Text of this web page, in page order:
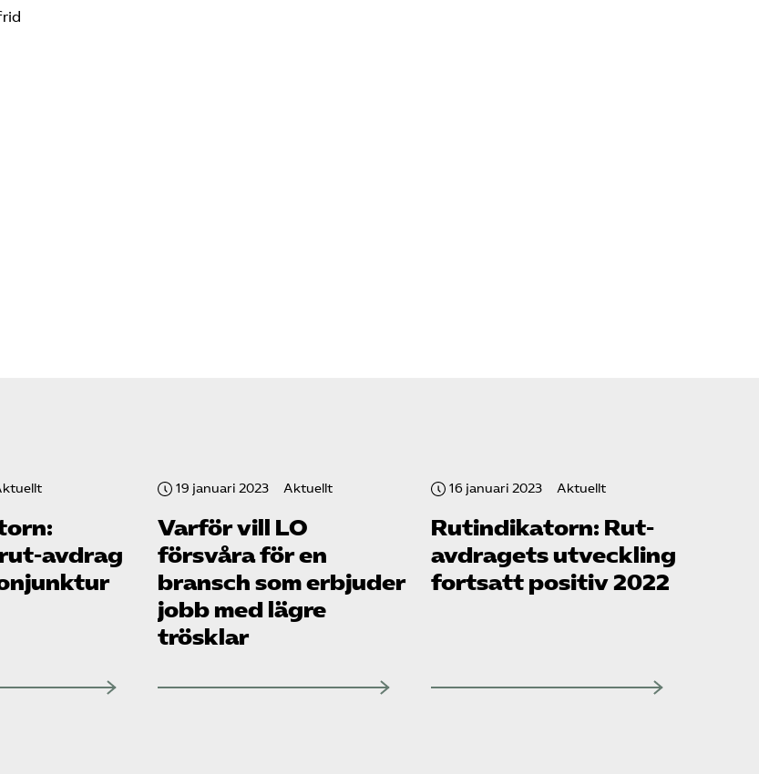
avdrag
19 januari 2023 Aktuellt
Varför vill LO
försvåra för en
bransch som erbjuder
jobb med lägre
trösklar
16 januari 2023 Aktuellt
Rut­indikatorn: Rut-
avdragets utveckling
fortsatt positiv 2022